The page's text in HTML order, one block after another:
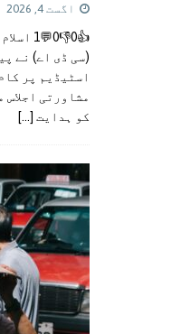
اگست 4, 2026
(سی ڈی اے) نے
اسٹیڈیم پر
مشاورتی
کو ہدایت [...]